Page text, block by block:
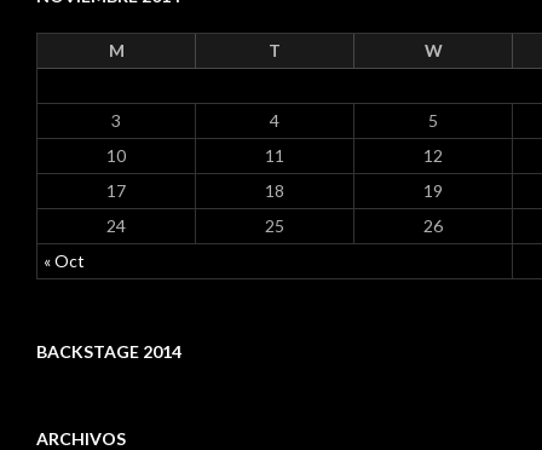
M T W
« Oct
3 4
5
10
11
12
17
18
19
24
25 26
BACKSTAGE 2014
ARCHIVOS